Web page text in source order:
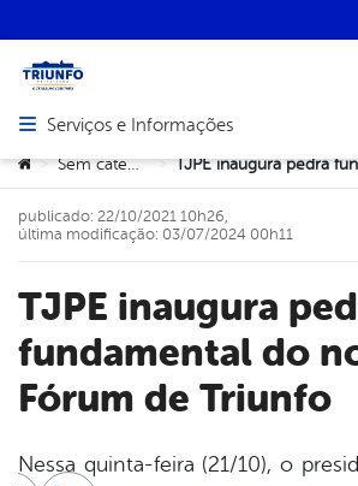
Abrir menu principal de navegação
Serviços e Informações
Você está aqui:
> Sem categoria >
TJPE inaugura pedra
fundamental do
Fórum de Triunfo
publicado: 22/10/2021 10h26,
última modificação: 03/07/2024 00h11
Nessa quinta-feira (21/10), o